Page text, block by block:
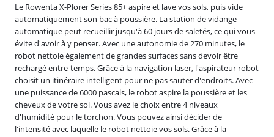
Le Rowenta X-Plorer Series 85+ aspire et lave vos sols, puis vide
automatiquement son bac à poussière. La station de vidange
automatique peut recueillir jusqu'à 60 jours de saletés, ce qui vous
évite d'avoir à y penser. Avec une autonomie de 270 minutes, le
robot nettoie également de grandes surfaces sans devoir être
rechargé entre-temps. Grâce à la navigation laser, l'aspirateur robot
choisit un itinéraire intelligent pour ne pas sauter d'endroits. Avec
une puissance de 6000 pascals, le robot aspire la poussière et les
cheveux de votre sol. Vous avez le choix entre 4 niveaux
d'humidité pour le torchon. Vous pouvez ainsi décider de
l'intensité avec laquelle le robot nettoie vos sols. Grâce à la